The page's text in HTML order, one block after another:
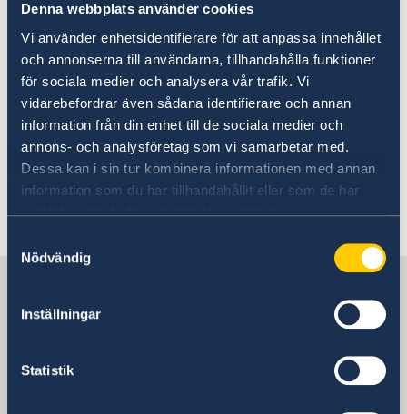
Denna webbplats använder cookies
Vi använder enhetsidentifierare för att anpassa innehållet
och annonserna till användarna, tillhandahålla funktioner
för sociala medier och analysera vår trafik. Vi
vidarebefordrar även sådana identifierare och annan
information från din enhet till de sociala medier och
annons- och analysföretag som vi samarbetar med.
Dessa kan i sin tur kombinera informationen med annan
information som du har tillhandahållit eller som de har
samlat in när du har använt deras tjänster.
Nödvändig
Inställningar
Statistik
What Sweden stands for
Going to Sweden?
Visiting Sweden
Moving to someone in Sweden
Working in Sweden
Studying in Sweden
Travel tips about Sweden
Looking for tourist information about
Sweden?
Link to Visit Sweden (in English).
Link to Visit Sweden (in Dutch).